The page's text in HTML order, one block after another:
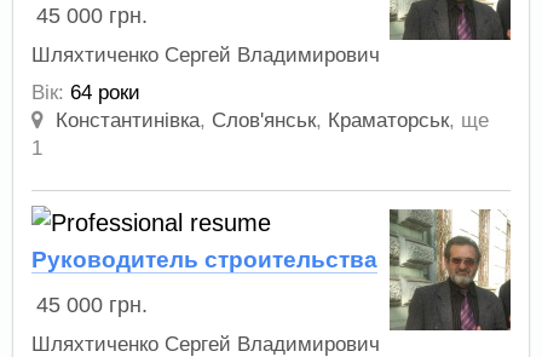
45 000 грн.
Шляхтиченко Cергей Владимирович
Вік: 64 роки
Константинівка, Слов'янськ, Краматорськ, ще
1
Руководитель строительства
45 000 грн.
Шляхтиченко Cергей Владимирович